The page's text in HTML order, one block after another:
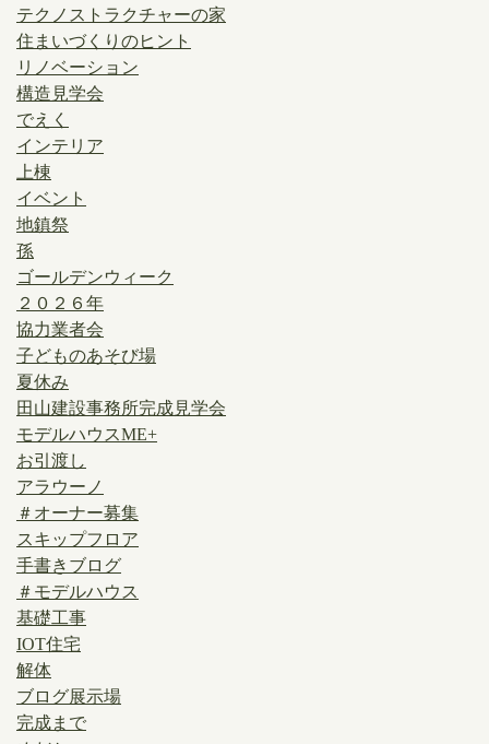
テクノストラクチャーの家
住まいづくりのヒント
リノベーション
構造見学会
でえく
インテリア
上棟
イベント
地鎮祭
孫
ゴールデンウィーク
２０２６年
協力業者会
子どものあそび場
夏休み
田山建設事務所完成見学会
モデルハウスME+
お引渡し
アラウーノ
＃オーナー募集
スキップフロア
手書きブログ
＃モデルハウス
基礎工事
IOT住宅
解体
ブログ展示場
完成まで